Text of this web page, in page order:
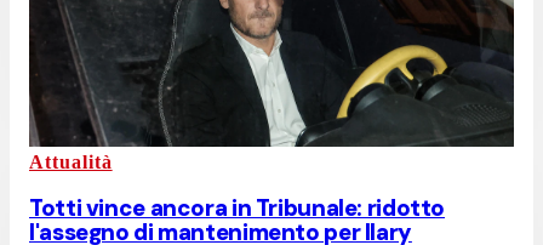
Attualità
Totti vince ancora in Tribunale: ridotto
l'assegno di mantenimento per Ilary